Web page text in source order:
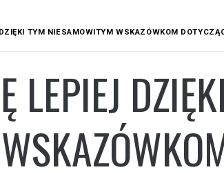
TYM NIESAMOWITYM WSKAZÓWKOM
LEPIEJ